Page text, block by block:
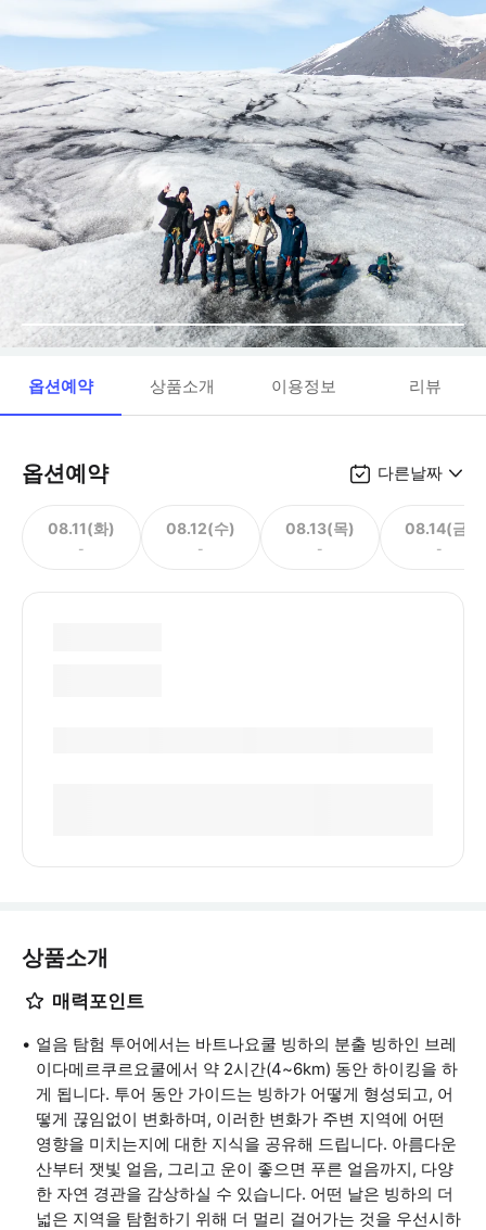
옵션예약 상품소개 이용정보 리뷰
옵션예약 다른날짜
08.11(화)
-
08.12(수)
-
08.13(목)
-
08.14(금)
-
상품소개
매력포인트
얼음 탐험 투어에서는 바트나요쿨 빙하의 분출 빙하인 브레
이다메르쿠르요쿨에서 약 2시간(4~6km) 동안 하이킹을 하
게 됩니다. 투어 동안 가이드는 빙하가 어떻게 형성되고, 어
떻게 끊임없이 변화하며, 이러한 변화가 주변 지역에 어떤
영향을 미치는지에 대한 지식을 공유해 드립니다. 아름다운
산부터 잿빛 얼음, 그리고 운이 좋으면 푸른 얼음까지, 다양
한 자연 경관을 감상하실 수 있습니다. 어떤 날은 빙하의 더
넓은 지역을 탐험하기 위해 더 멀리 걸어가는 것을 우선시하